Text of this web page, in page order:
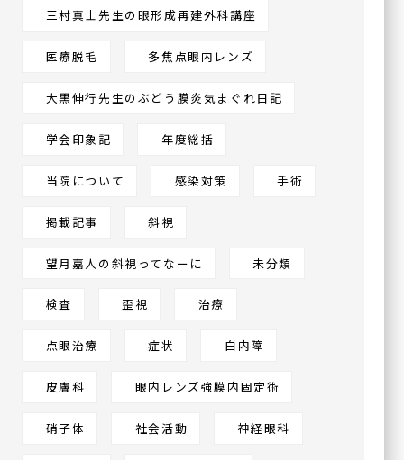
三村真士先生の眼形成再建外科講座
医療脱毛 多焦点眼内レンズ
大黒伸行先生のぶどう膜炎気まぐれ日記
学会印象記 年度総括
当院について 感染対策 手術
掲載記事 斜視
望月嘉人の斜視ってなーに 未分類
検査 歪視 治療
点眼治療 症状 白内障
皮膚科 眼内レンズ強膜内固定術
硝子体 社会活動 神経眼科